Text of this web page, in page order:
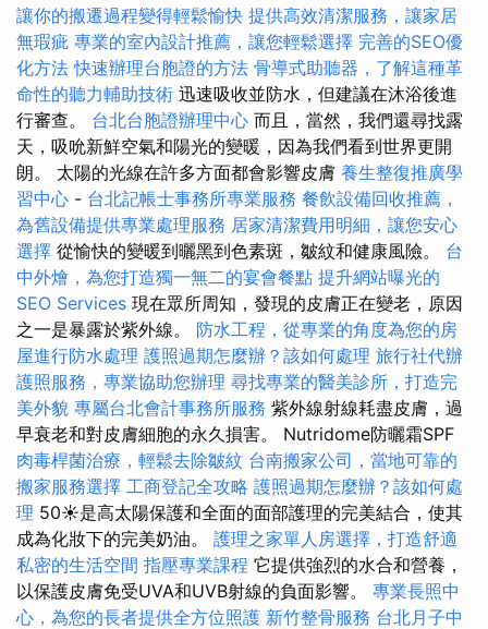
讓你的搬遷過程變得輕鬆愉快 提供高效清潔服務，讓家居
無瑕疵 專業的室內設計推薦，讓您輕鬆選擇 完善的SEO優
化方法 快速辦理台胞證的方法 骨導式助聽器，了解這種革
命性的聽力輔助技術 迅速吸收並防水，但建議在沐浴後進
行審查。 台北台胞證辦理中心 而且，當然，我們還尋找露
天，吸吮新鮮空氣和陽光的變暖，因為我們看到世界更開
朗。 太陽的光線在許多方面都會影響皮膚 養生整復推廣學
習中心 - 台北記帳士事務所專業服務 餐飲設備回收推薦，
為舊設備提供專業處理服務 居家清潔費用明細，讓您安心
選擇 從愉快的變暖到曬黑到色素斑，皺紋和健康風險。 台
中外燴，為您打造獨一無二的宴會餐點 提升網站曝光的
SEO Services 現在眾所周知，發現的皮膚正在變老，原因
之一是暴露於紫外線。 防水工程，從專業的角度為您的房
屋進行防水處理 護照過期怎麼辦？該如何處理 旅行社代辦
護照服務，專業協助您辦理 尋找專業的醫美診所，打造完
美外貌 專屬台北會計事務所服務 紫外線射線耗盡皮膚，過
早衰老和對皮膚細胞的永久損害。 Nutridome防曬霜SPF
肉毒桿菌治療，輕鬆去除皺紋 台南搬家公司，當地可靠的
搬家服務選擇 工商登記全攻略 護照過期怎麼辦？該如何處
理 50☀️是高太陽保護和全面的面部護理的完美結合，使其
成為化妝下的完美奶油。 護理之家單人房選擇，打造舒適
私密的生活空間 指壓專業課程 它提供強烈的水合和營養，
以保護皮膚免受UVA和UVB射線的負面影響。 專業長照中
心，為您的長者提供全方位照護 新竹整骨服務 台北月子中